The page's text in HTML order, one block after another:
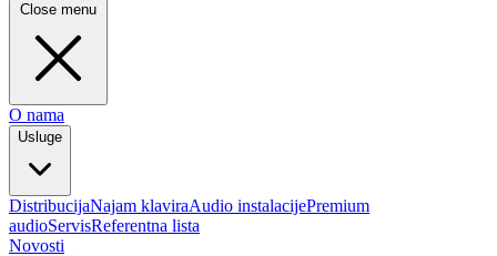
Close menu
O nama
Usluge
DistribucijaNajam klaviraAudio instalacijePremium
audioServisReferentna lista
Novosti